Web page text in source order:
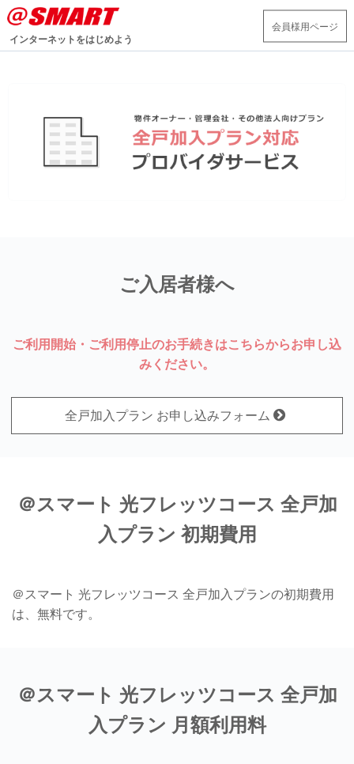
インターネットをはじめよう
会員様用ページ
ご入居者様へ
ご利用開始・ご利用停止のお手続きはこちらからお申し込
みください。
全戸加入プラン お申し込みフォーム
＠スマート 光フレッツコース 全戸加
入プラン 初期費用
＠スマート 光フレッツコース 全戸加入プランの初期費用
は、無料です。
＠スマート 光フレッツコース 全戸加
入プラン 月額利用料